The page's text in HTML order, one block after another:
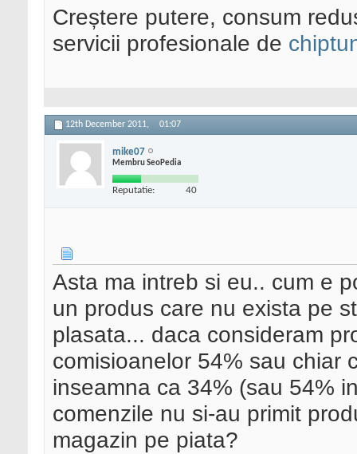
Creștere putere, consum
servicii profesionale de
12th December 2011, 01:07
mike07
Membru SeoPedia
Reputatie: 40
Asta ma intreb si eu.. cum e
un produs care nu exista pe
plasata... daca consideram
comisioanelor 54% sau chiar
inseamna ca 34% (sau 54%
comenzile nu si-au primit
magazin pe piata?